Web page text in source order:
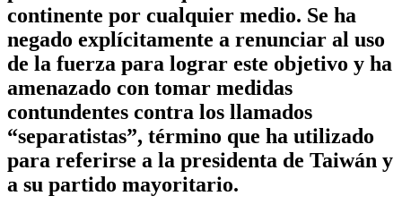
continente por cualquier medio. Se ha
negado explícitamente a renunciar al uso
de la fuerza para lograr este objetivo y ha
amenazado con tomar medidas
contundentes contra los llamados
“separatistas”, término que ha utilizado
para referirse a la presidenta de Taiwán y
a su partido mayoritario.